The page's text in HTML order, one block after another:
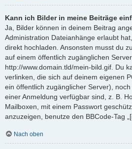
Kann ich Bilder in meine Beiträge
Ja, Bilder können in deinem Beitrag
Administration Dateianhänge erlaubt
direkt hochladen. Ansonsten musst du
auf einem öffentlich zugänglichen
http://www.domain.tld/mein-bild.gif. Du
verlinken, die sich auf deinem eigenen
ein öffentlich zugänglicher Server),
einer Anmeldung verfügbar sind, z. B.
Mailboxen, mit einem Passwort
anzuzeigen, benutze den BBCode-Tag
Nach oben